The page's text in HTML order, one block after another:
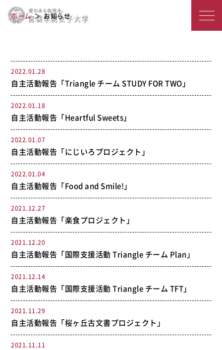
女
子
大
学
2021年度のアーカイブ
ホーム お知らせ
2022.01.28
自主活動報告「Triangle チーム STUDY FOR TWO」
2022.01.18
自主活動報告「Heartful Sweets」
2022.01.07
自主活動報告「にじいろプロジェクト」
2022.01.04
自主活動報告「Food and Smile!」
2021.12.27
自主活動報告「楽食プロジェクト」
2021.12.20
自主活動報告「国際支援活動 Triangle チーム Plan」
2021.12.14
自主活動報告「国際支援活動 Triangle チーム TFT」
2021.11.29
自主活動報告「桜ヶ丘古文書プロジェクト」
2021.11.11